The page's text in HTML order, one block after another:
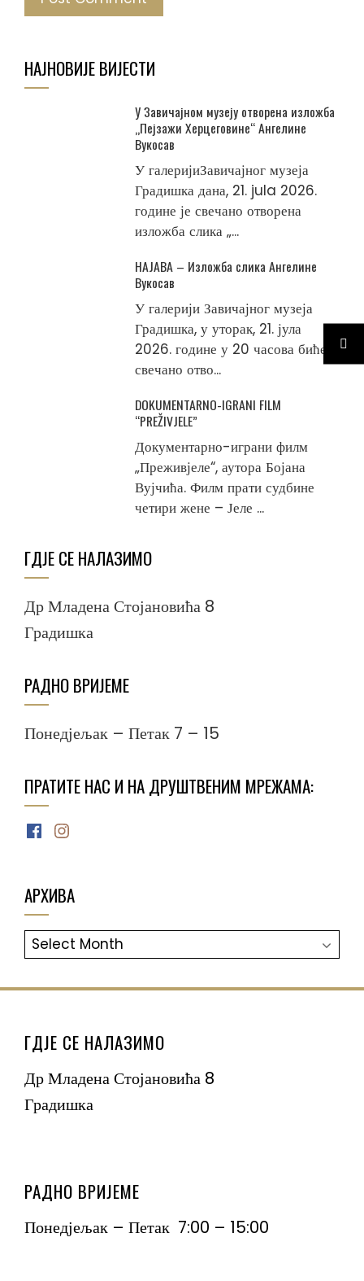
НАЈНОВИЈЕ ВИЈЕСТИ
У Завичајном музеју отворена изложба
„Пејзажи Херцеговине“ Ангелине
Вукосав
У галеријиЗавичајног музеја
Градишка дана, 21. jula 2026.
године је свечано отворена
изложба слика „...
НАЈАВА – Изложба слика Ангелине
Вукосав
У галерији Завичајног музеја
Градишка, у уторак, 21. јула
2026. године у 20 часова биће
свечано отво...
DOKUMENTARNO-IGRANI FILM
“PREŽIVJELE”
Документарно-играни филм
„Преживјеле“, аутора Бојана
Вујчића. Филм прати судбине
четири жене – Јеле ...
ГДЈЕ СЕ НАЛАЗИМО
Др Младена Стојановића 8
Градишка
РАДНО ВРИЈЕМЕ
Понедјељак – Петак 7 – 15
ПРАТИТЕ НАС И НА ДРУШТВЕНИМ МРЕЖАМА:
Facebook
Instagram
АРХИВА
АРХИВА
ГДЈЕ СЕ НАЛАЗИМО
Др Младена Стојановића 8
Градишка
РАДНО ВРИЈЕМЕ
Понедјељак – Петак 7:00 – 15:00